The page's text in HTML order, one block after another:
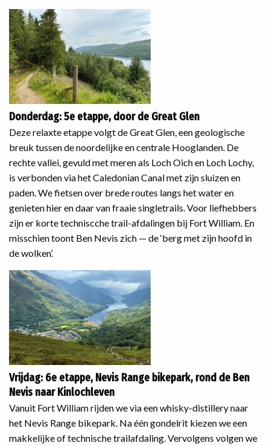
Donderdag: 5e etappe, door de Great Glen
Deze relaxte etappe volgt de Great Glen, een geologische
breuk tussen de noordelijke en centrale Hooglanden. De
rechte vallei, gevuld met meren als Loch Oich en Loch Lochy,
is verbonden via het Caledonian Canal met zijn sluizen en
paden. We fietsen over brede routes langs het water en
genieten hier en daar van fraaie singletrails. Voor liefhebbers
zijn er korte techniscche trail-afdalingen bij Fort William. En
misschien toont Ben Nevis zich — de ‘berg met zijn hoofd in
de wolken’.
Vrijdag: 6e etappe, Nevis Range bikepark, rond de Ben
Nevis naar Kinlochleven
Vanuit Fort William rijden we via een whisky-distillery naar
het Nevis Range bikepark. Na één gondelrit kiezen we een
makkelijke of technische trailafdaling. Vervolgens volgen we